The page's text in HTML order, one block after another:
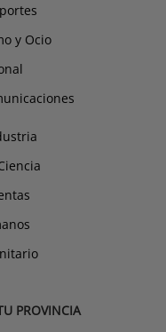
y Ocio
PROVINCIA